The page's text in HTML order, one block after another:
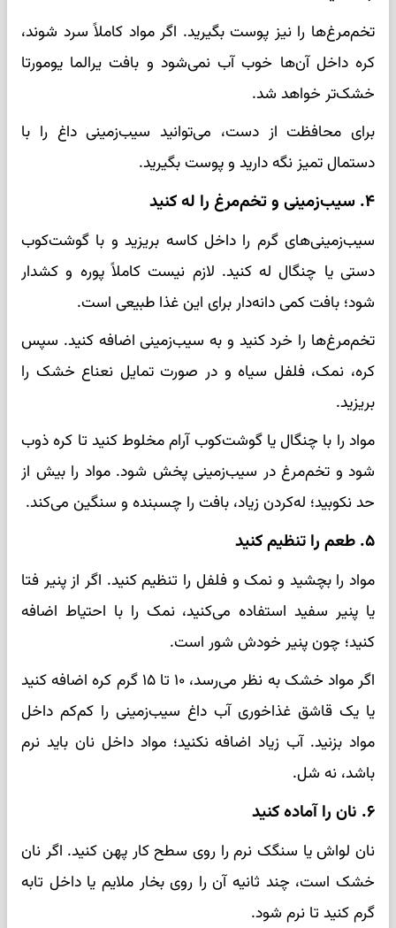
تخم‌مرغ‌ها را نیز پوست بگیرید. اگر مواد کاملاً سرد شوند،
کره داخل آن‌ها خوب آب نمی‌شود و بافت یرالما یومورتا
خشک‌تر خواهد شد.
برای محافظت از دست، می‌توانید سیب‌زمینی داغ را با
دستمال تمیز نگه دارید و پوست بگیرید.
۴. سیب‌زمینی و تخم‌مرغ را له کنید
سیب‌زمینی‌های گرم را داخل کاسه بریزید و با گوشت‌کوب
دستی یا چنگال له کنید. لازم نیست کاملاً پوره و کشدار
شود؛ بافت کمی دانه‌دار برای این غذا طبیعی است.
تخم‌مرغ‌ها را خرد کنید و به سیب‌زمینی اضافه کنید. سپس
کره، نمک، فلفل سیاه و در صورت تمایل نعناع خشک را
بریزید.
مواد را با چنگال یا گوشت‌کوب آرام مخلوط کنید تا کره ذوب
شود و تخم‌مرغ در سیب‌زمینی پخش شود. مواد را بیش از
حد نکوبید؛ له‌کردن زیاد، بافت را چسبنده و سنگین می‌کند.
۵. طعم را تنظیم کنید
مواد را بچشید و نمک و فلفل را تنظیم کنید. اگر از پنیر فتا
یا پنیر سفید استفاده می‌کنید، نمک را با احتیاط اضافه
کنید؛ چون پنیر خودش شور است.
اگر مواد خشک به نظر می‌رسد، ۱۰ تا ۱۵ گرم کره اضافه کنید
یا یک قاشق غذاخوری آب داغ سیب‌زمینی را کم‌کم داخل
مواد بزنید. آب زیاد اضافه نکنید؛ مواد داخل نان باید نرم
باشد، نه شل.
۶. نان را آماده کنید
نان لواش یا سنگک نرم را روی سطح کار پهن کنید. اگر نان
خشک است، چند ثانیه آن را روی بخار ملایم یا داخل تابه
گرم کنید تا نرم شود.